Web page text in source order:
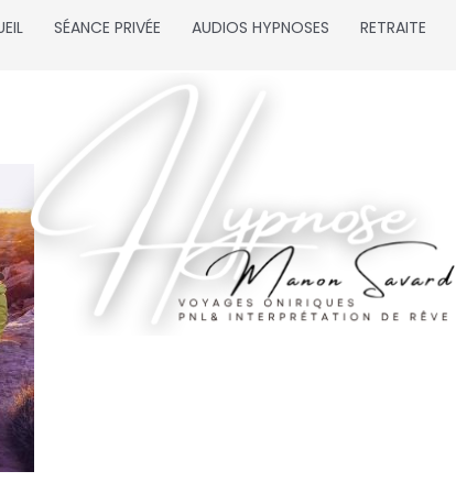
SÉANCE PRIVÉE AUDIOS HYPNOSES RETRAITE